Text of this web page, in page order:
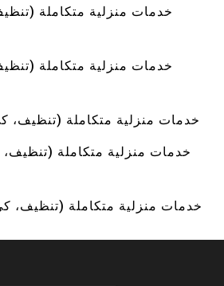
خدمات منزلية متكاملة
خدمات منزلية متكاملة
خدمات منزلية متكاملة (تنظيف،
خدمات منزلية متكاملة
خدمات منزلية متكاملة (تنظيف،